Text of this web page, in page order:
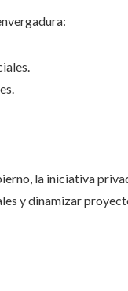
la iniciativa
y dinamizar